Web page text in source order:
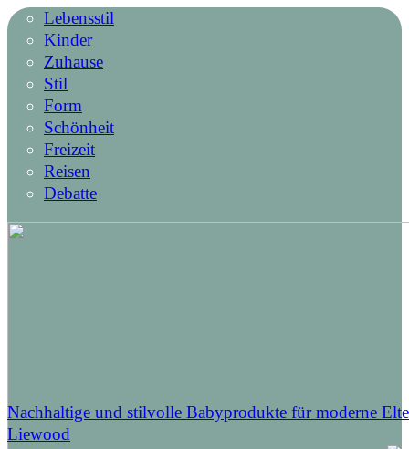
Lebensstil
Kinder
Zuhause
Stil
Form
Schönheit
Freizeit
Reisen
Debatte
Nachhaltige und stilvolle Babyprodukte für moderne
Liewood